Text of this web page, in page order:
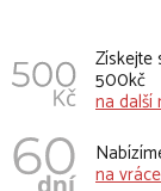
Získejte
500kč
na další
na